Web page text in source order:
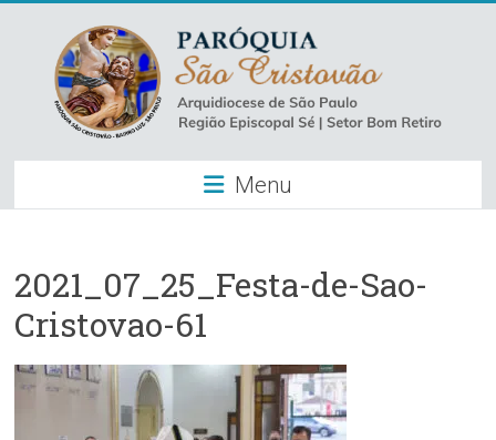
content
Paróquia
São
–
Luz
Arquidiocese
Menu
2021_07_25_Festa-de-Sao-
Cristovao-61